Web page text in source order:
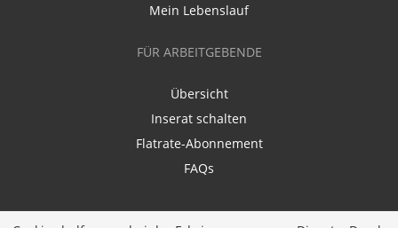
Mein Lebenslauf
FÜR ARBEITGEBENDE
Übersicht
Inserat schalten
Flatrate-Abonnement
FAQs